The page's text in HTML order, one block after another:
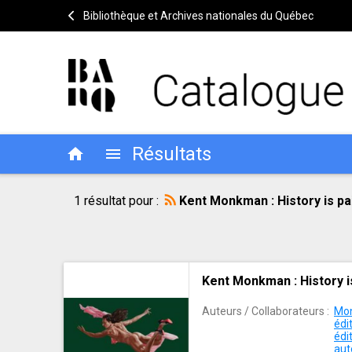
Bibliothèque et Archives nationales du Québec
home menu Résultats
Résultat
recherche
Outils
1 résultat pour : Kent Monkman : History is
Résultat
recherche
Kent Monkman : History
Auteurs / Collaborateurs :